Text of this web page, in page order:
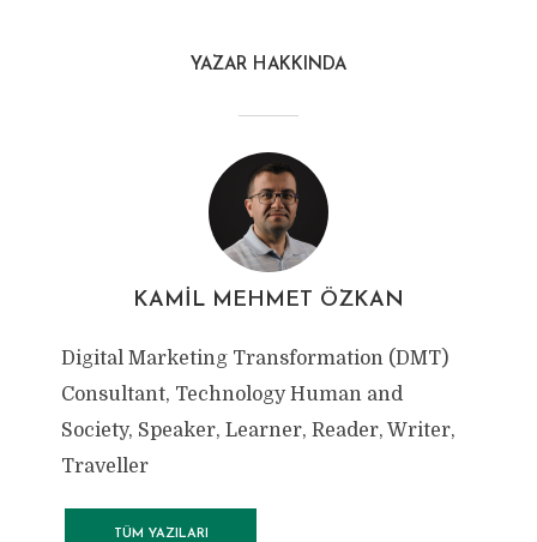
YAZAR HAKKINDA
KAMIL MEHMET ÖZKAN
Digital Marketing Transformation (DMT)
Consultant, Technology Human and
Society, Speaker, Learner, Reader, Writer,
Traveller
TÜM YAZILARI